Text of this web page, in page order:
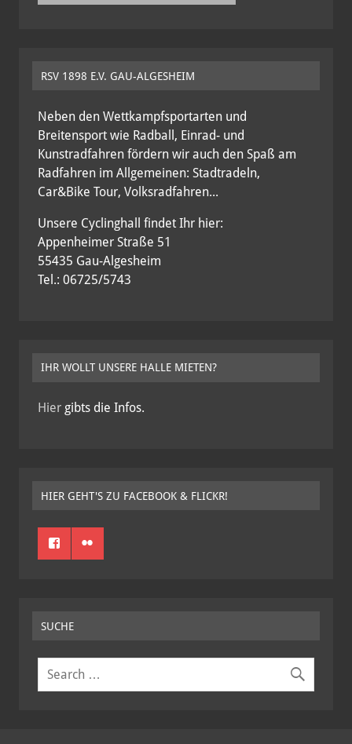
RSV 1898 E.V. GAU-ALGESHEIM
Neben den Wettkampfsportarten und
Breitensport wie Radball, Einrad- und
Kunstradfahren fördern wir auch den Spaß am
Radfahren im Allgemeinen: Stadtradeln,
Car&Bike Tour, Volksradfahren...
Unsere Cyclinghall findet Ihr hier:
Appenheimer Straße 51
55435 Gau-Algesheim
Tel.: 06725/5743
IHR WOLLT UNSERE HALLE MIETEN?
Hier gibts die Infos.
HIER GEHT'S ZU FACEBOOK & FLICKR!
SUCHE